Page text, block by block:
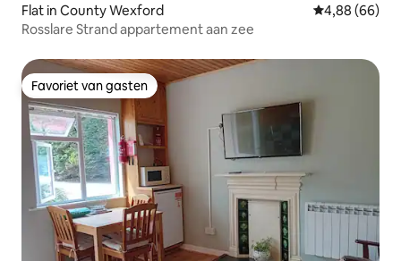
Flat in County Wexford Gemiddelde
4,88 (66)
Rosslare Strand appartement aan zee
Favoriet van gasten
Favoriet van gasten